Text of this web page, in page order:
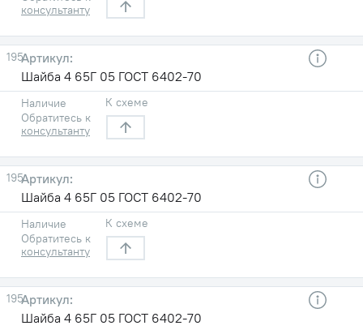
консультанту
195
Шайба 4 65Г 05 ГОСТ 6402-70
Наличие
Обратитесь к
консультанту
К схеме
195
Шайба 4 65Г 05 ГОСТ 6402-70
Наличие
Обратитесь к
консультанту
К схеме
195
Шайба 4 65Г 05 ГОСТ 6402-70